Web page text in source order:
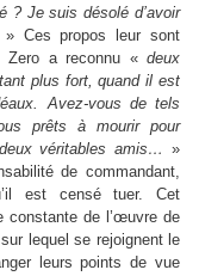
? Je suis désolé d’avoir
» Ces propos leur sont
Zero a reconnu « deux
plus fort, quand il est
Avez-vous de tels
prêts à mourir pour
véritables amis… »
de commandant,
est censé tuer. Cet
constante de l’œuvre de
lequel se rejoignent le
leurs points de vue